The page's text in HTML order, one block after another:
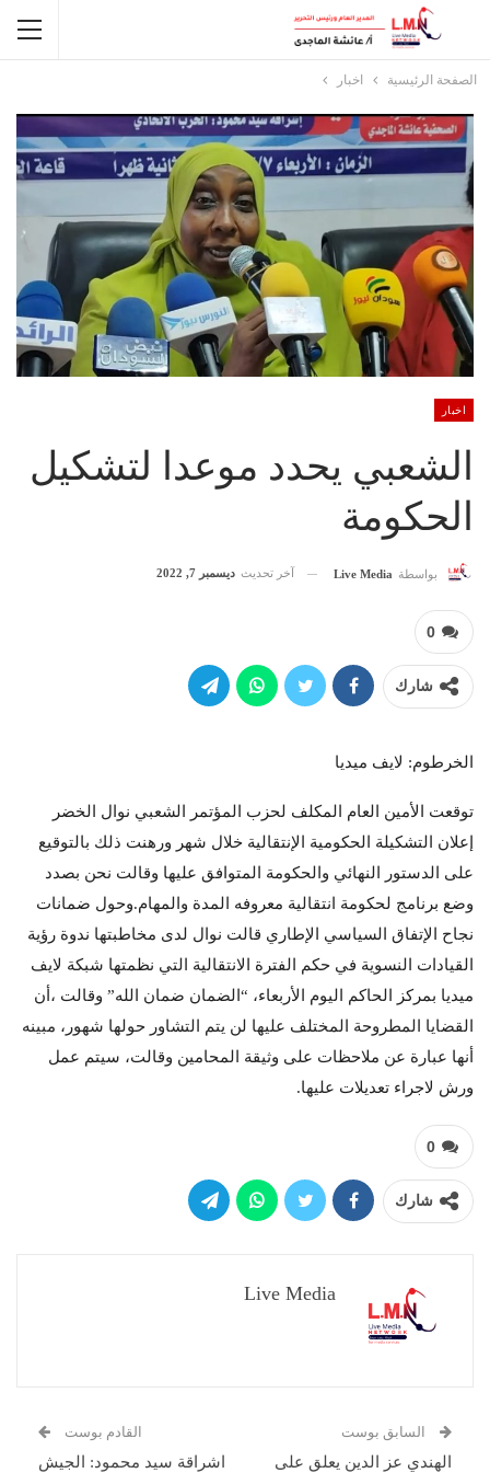
الصفحة الرئيسية اخبار
اخبار
الشعبي يحدد موعدا لتشكيل
الحكومة
بواسطة Live Media آخر تحديث ديسمبر 7, 2022
0
شارك
الخرطوم: لايف ميديا
توقعت الأمين العام المكلف لحزب المؤتمر الشعبي نوال الخضر
إعلان التشكيلة الحكومية الإنتقالية خلال شهر ورهنت ذلك بالتوقيع
على الدستور النهائي والحكومة المتوافق عليها وقالت نحن بصدد
وضع برنامج لحكومة انتقالية معروفه المدة والمهام.وحول ضمانات
نجاح الإتفاق السياسي الإطاري قالت نوال لدى مخاطبتها ندوة رؤية
القيادات النسوية في حكم الفترة الانتقالية التي نظمتها شبكة لايف
ميديا بمركز الحاكم اليوم الأربعاء، “الضمان ضمان الله” وقالت ،أن
القضايا المطروحة المختلف عليها لن يتم التشاور حولها شهور، مبينه
أنها عبارة عن ملاحظات على وثيقة المحامين وقالت، سيتم عمل
ورش لاجراء تعديلات عليها.
0
شارك
Live Media
السابق بوست
الهندي عز الدين يعلق على
القادم بوست
اشراقة سيد محمود: الجيش